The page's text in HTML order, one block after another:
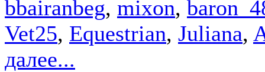
bbairanbeg, mixon,
Vet25, Equestrian, Juliana,
далее...